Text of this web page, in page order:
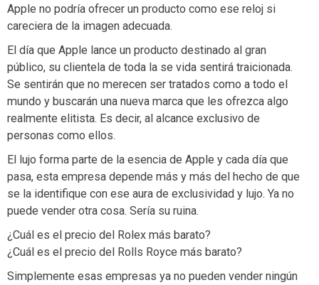
Apple no podría ofrecer un producto como ese reloj si
careciera de la imagen adecuada.
El día que Apple lance un producto destinado al gran
público, su clientela de toda la se vida sentirá traicionada.
Se sentirán que no merecen ser tratados como a todo el
mundo y buscarán una nueva marca que les ofrezca algo
realmente elitista. Es decir, al alcance exclusivo de
personas como ellos.
El lujo forma parte de la esencia de Apple y cada día que
pasa, esta empresa depende más y más del hecho de que
se la identifique con ese aura de exclusividad y lujo. Ya no
puede vender otra cosa. Sería su ruina.
¿Cuál es el precio del Rolex más barato?
¿Cuál es el precio del Rolls Royce más barato?
Simplemente esas empresas ya no pueden vender ningún